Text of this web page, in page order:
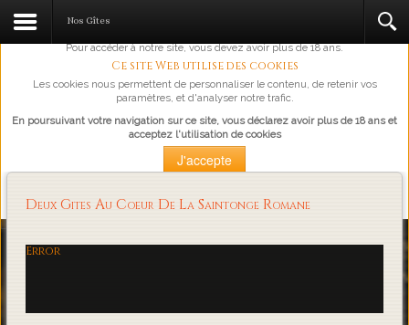
L'abus d'alcool est dangereux pour la santé, à consommer avec
Pour accéder à notre site, vous devez avoir plus de 18 ans.
Ce site Web utilise des cookies
Les cookies nous permettent de personnaliser le contenu, de retenir vos
paramètres, et d'analyser notre trafic.
En poursuivant votre navigation sur ce site, vous déclarez avoir plus de 18 ans et
acceptez l'utilisation de cookies
J'accepte
Loading...
Nos Gîtes
Deux Gites Au Coeur De La Saintonge Romane
Error